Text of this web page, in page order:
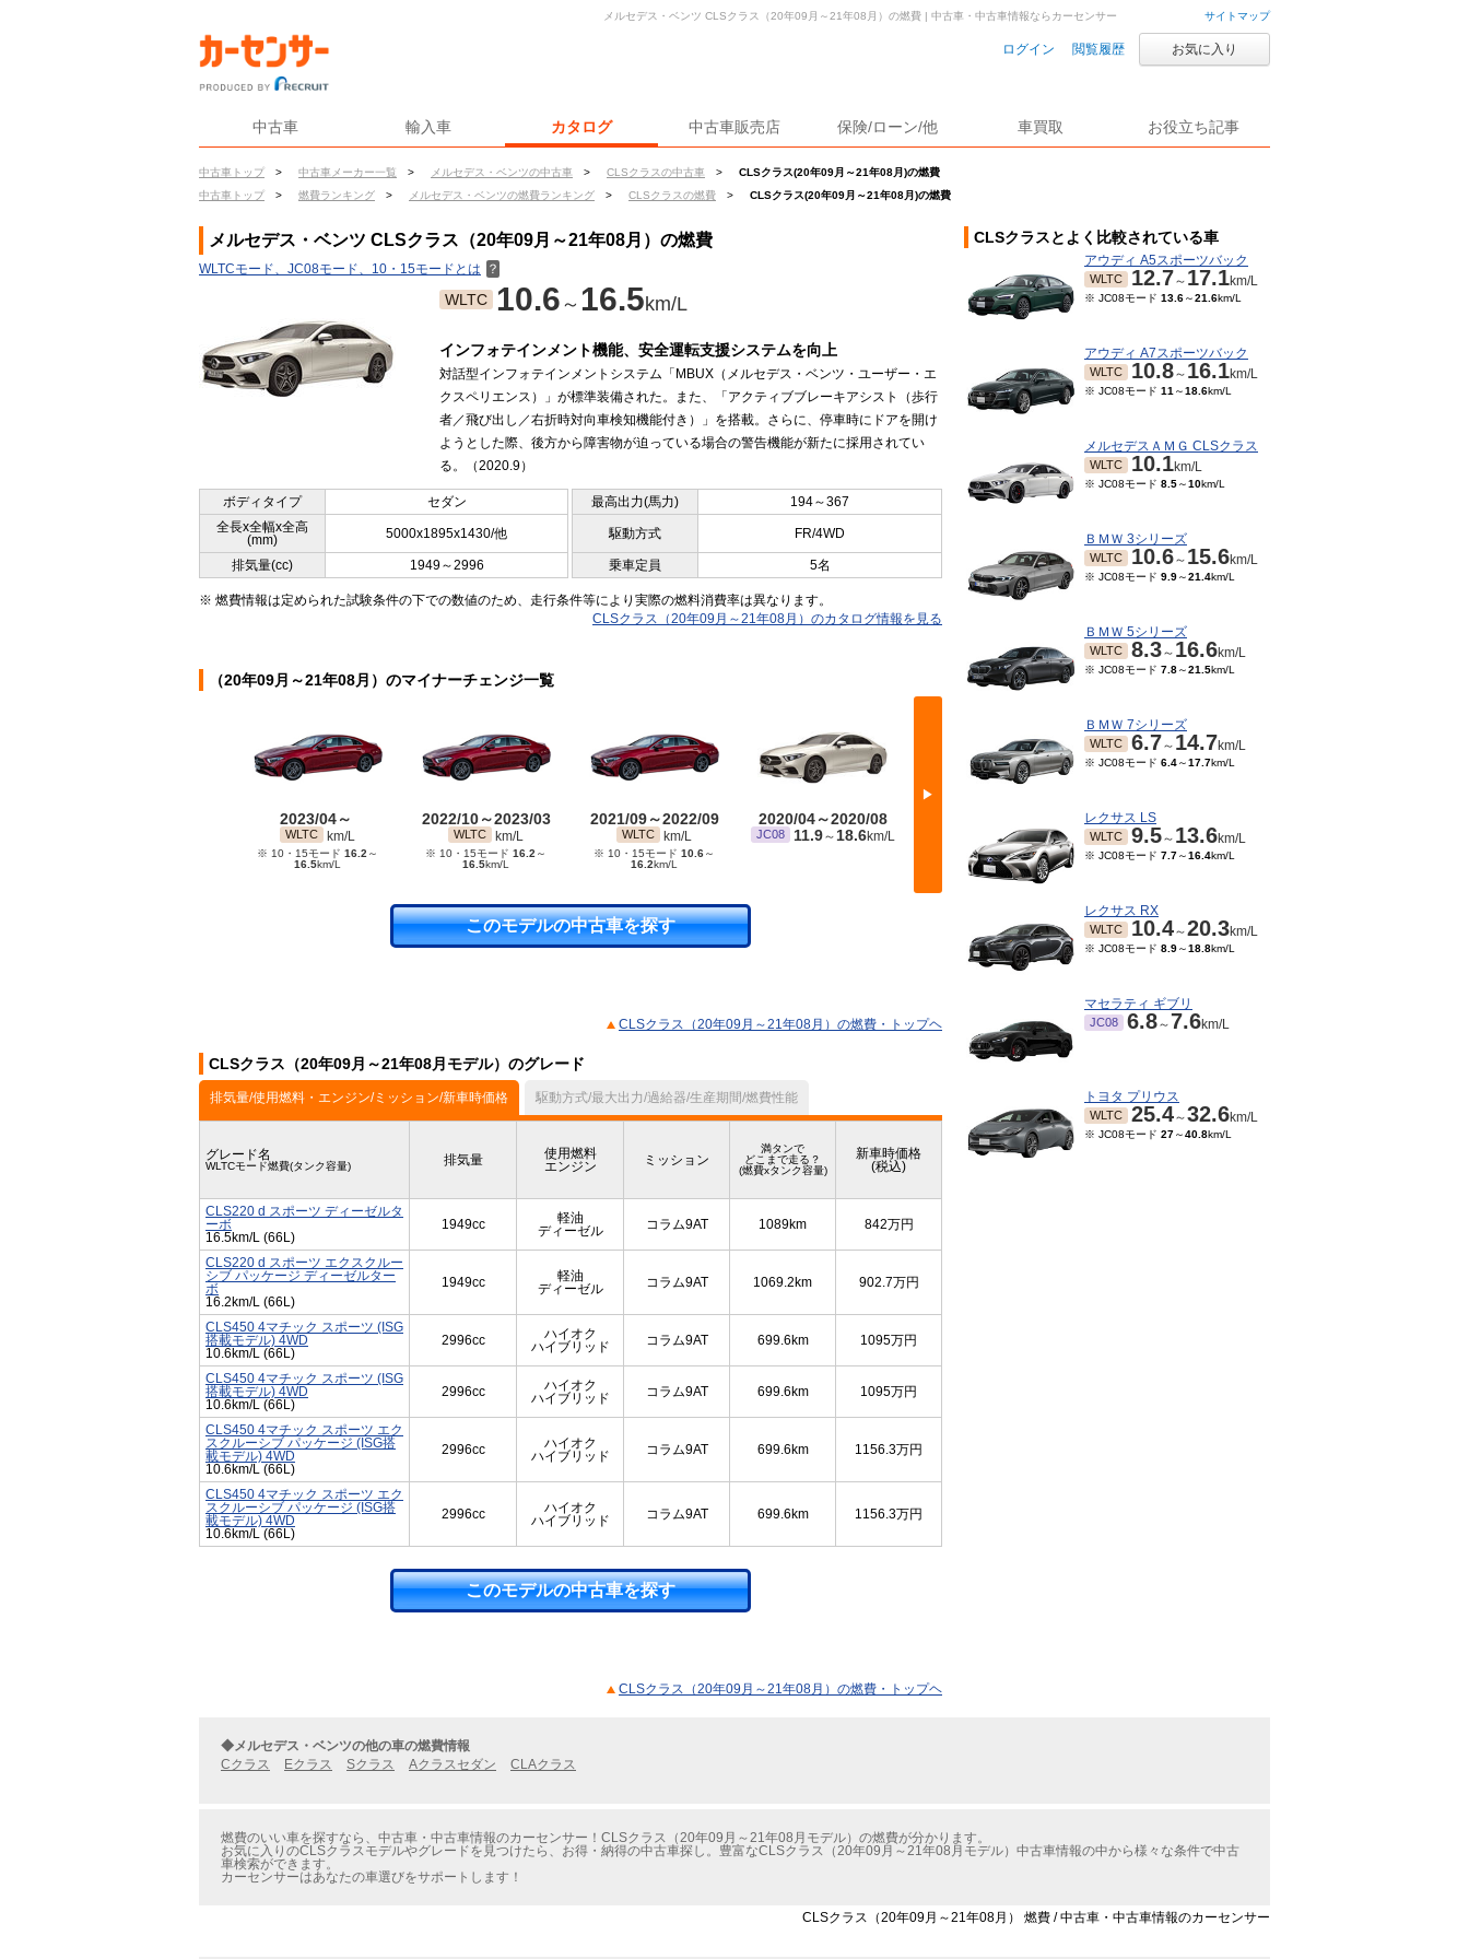
サイトマップ
ログイン 閲覧履歴 お気に入り
中古車 輸入車 カタログ 中古車販売店 保険/ローン/他 車買取 お役立ち記事
中古車トップ > 中古車メーカー一覧 > メルセデス・ベンツの中古車 > CLSクラスの中古車 >
CLSクラス(20年09月～21年08月)の燃費
中古車トップ
> 燃費ランキング > メルセデス・ベンツの燃費ランキング > CLSクラスの燃費 > CLSクラス(20年09月～21年08月)の燃費
メルセデス・ベンツ CLSクラス（20年09月～21年08月）の燃費 | 中古車・中古車情報ならカーセンサー
メルセデス・ベンツ CLSクラス（20年09月～21年08月）の燃費
WLTCモード、JC08モード、10・15モードとは ？
WLTC 10.6 ～ 16.5km/L
インフォテインメント機能、安全運転支援システムを向上
対話型インフォテインメントシステム「MBUX（メルセデス・ベンツ・ユーザー・エ
クスペリエンス）」が標準装備された。また、「アクティブブレーキアシスト（歩行
者／飛び出し／右折時対向車検知機能付き）」を搭載。さらに、停車時にドアを開け
ようとした際、後方から障害物が迫っている場合の警告機能が新たに採用されてい
る。（2020.9）
ボディタイプ セダン 最高出力(馬力)
194～367
全長x全幅x全高
(mm)
5000x1895x1430/他 駆動方式 FR/4WD
排気量(cc) 1949～2996 乗車定員 5名
※ 燃費情報は定められた試験条件の下での数値のため、走行条件等により実際の燃料消費率は異なります。
CLSクラス（20年09月～21年08月）のカタログ情報を見る
（20年09月～21年08月）のマイナーチェンジ一覧
▶
2023/04～
WLTC km/L
※ 10・15モード 16.2～
16.5km/L
2022/10～2023/03
WLTC km/L
※ 10・15モード 16.2～
16.5km/L
2021/09～2022/09
WLTC km/L
※ 10・15モード 10.6～
16.2km/L
2020/04～2020/08
JC08 11.9～18.6km/L ～18.6km/L
2019/01～2019/09
JC08 11.9～18.6km/L
このモデルの中古車を探す
CLSクラス（20年09月～21年08月）の燃費・トップヘ
CLSクラス（20年09月～21年08月モデル）のグレード
排気量/使用燃料・エンジン/ミッション/新車時価格 駆動方式/最大出力/過給器/生産期間/燃費性能
グレード名
WLTCモード燃費(タンク容量) 排気量
使用燃料
エンジン
ミッション
満タンで
どこまで走る？
(燃費xタンク容量)
新車時価格
(税込)
CLS220 d スポーツ ディーゼルタ
ーボ
16.5km/L (66L)
1949cc
軽油
ディーゼル
コラム9AT 1089km 842万円
CLS220 d スポーツ エクスクルー
シブ パッケージ ディーゼルター
ボ
16.2km/L (66L)
1949cc
軽油
ディーゼル
コラム9AT 1069.2km 902.7万円
CLS450 4マチック スポーツ (ISG
搭載モデル) 4WD
10.6km/L (66L)
2996cc
ハイオク
ハイブリッド
コラム9AT 699.6km 1095万円
CLS450 4マチック スポーツ (ISG
搭載モデル) 4WD
10.6km/L (66L)
2996cc
ハイオク
ハイブリッド
コラム9AT 699.6km 1095万円
CLS450 4マチック スポーツ エク
スクルーシブ パッケージ (ISG搭
載モデル) 4WD
10.6km/L (66L)
2996cc
ハイオク
ハイブリッド
コラム9AT 699.6km 1156.3万円
CLS450 4マチック スポーツ エク
スクルーシブ パッケージ (ISG搭
載モデル) 4WD
10.6km/L (66L)
2996cc
ハイオク
ハイブリッド
コラム9AT 699.6km 1156.3万円
このモデルの中古車を探す
CLSクラス（20年09月～21年08月）の燃費・トップヘ
CLSクラスとよく比較されている車
アウディ A5スポーツバック
WLTC 12.7～ 17.1km/L
※ JC08モード 13.6～21.6km/L
アウディ A7スポーツバック
WLTC 10.8～ 16.1km/L
※ JC08モード 11 ～18.6km/L
メルセデスＡＭＧ CLSクラス
WLTC 10.1km/L
※ JC08モード 8.5～10km/L
ＢＭＷ 3シリーズ
WLTC 10.6～ 15.6km/L
※ JC08モード 9.9～21.4km/L
ＢＭＷ 5シリーズ
WLTC 8.3～ 16.6km/L
※ JC08モード 7.8～21.5km/L
ＢＭＷ 7シリーズ
WLTC 6.7～ 14.7km/L
※ JC08モード 6.4～17.7km/L
レクサス LS
WLTC 9.5～ 13.6km/L
※ JC08モード 7.7～16.4km/L
レクサス RX
WLTC 10.4～20.3km/L
※ JC08モード 8.9～18.8km/L
マセラティ ギブリ
JC08 6.8～7.6km/L
トヨタ プリウス
WLTC 25.4～32.6km/L
※ JC08モード 27～40.8km/L
◆メルセデス・ベンツの他の車の燃費情報
Cクラス
Eクラス Sクラス Aクラスセダン CLAクラス
燃費のいい車を探すなら、中古車・中古車情報のカーセンサー！CLSクラス（20年09月～21年08月モデル）の燃費が分かります。
お気に入りのCLSクラスモデルやグレードを見つけたら、お得・納得の中古車探し。豊富なCLSクラス（20年09月～21年08月モデル）中古車情報の中から様々な条件で中古
車検索ができます。
カーセンサーはあなたの車選びをサポートします！
CLSクラス（20年09月～21年08月） 燃費 / 中古車・中古車情報のカーセンサー